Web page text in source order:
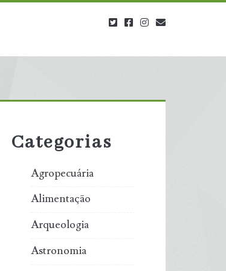
twitterfacebookinstagram
Sidebar
Categorias
Agropecuária
Alimentação
Arqueologia
Astronomia